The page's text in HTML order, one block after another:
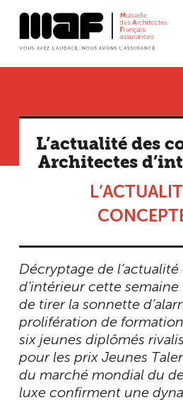
L’actualité des
Architectes
Décryptage de
d’intérieur cette
de tirer la sonnette
prolifération de
six jeunes diplômés
pour les prix Jeunes
du marché mondial du
luxe confirment une